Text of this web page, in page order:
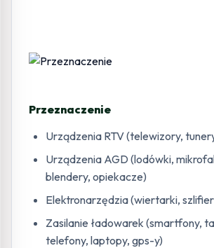
Przeznaczenie
Urządzenia RTV (telewizory,
Urządzenia AGD (lodówki,
blendery, opiekacze)
Elektronarzędzia (wiertarki,
Zasilanie ładowarek (smartfony,
telefony, laptopy, gps-y)